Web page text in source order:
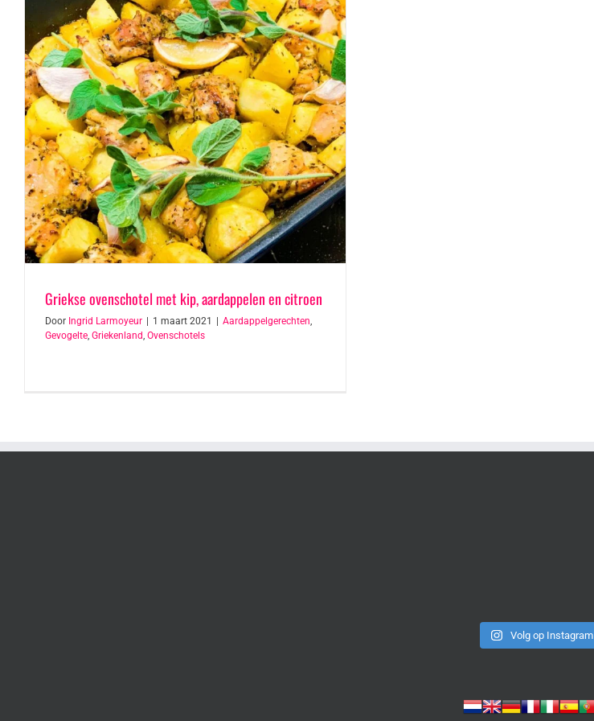
Griekse ovenschotel met kip, aardappelen en citroen
Door Ingrid Larmoyeur 1 maart 2021 Aardappelgerechten,
Gevogelte, Griekenland, Ovenschotels
Volg op Instagram